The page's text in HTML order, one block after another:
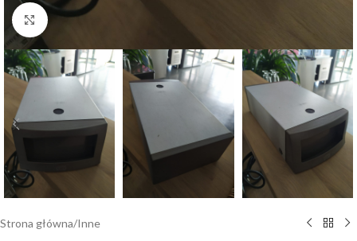
Kliknij, aby powiększyć
Strona główna/Inne